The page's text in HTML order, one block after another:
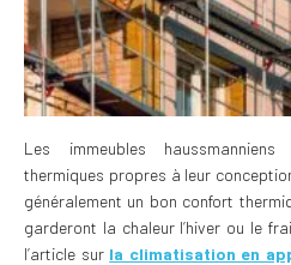
Les immeubles
thermiques propres à leur
généralement un bon confort
garderont la chaleur l’hiver ou le
l’article sur la climatisation en